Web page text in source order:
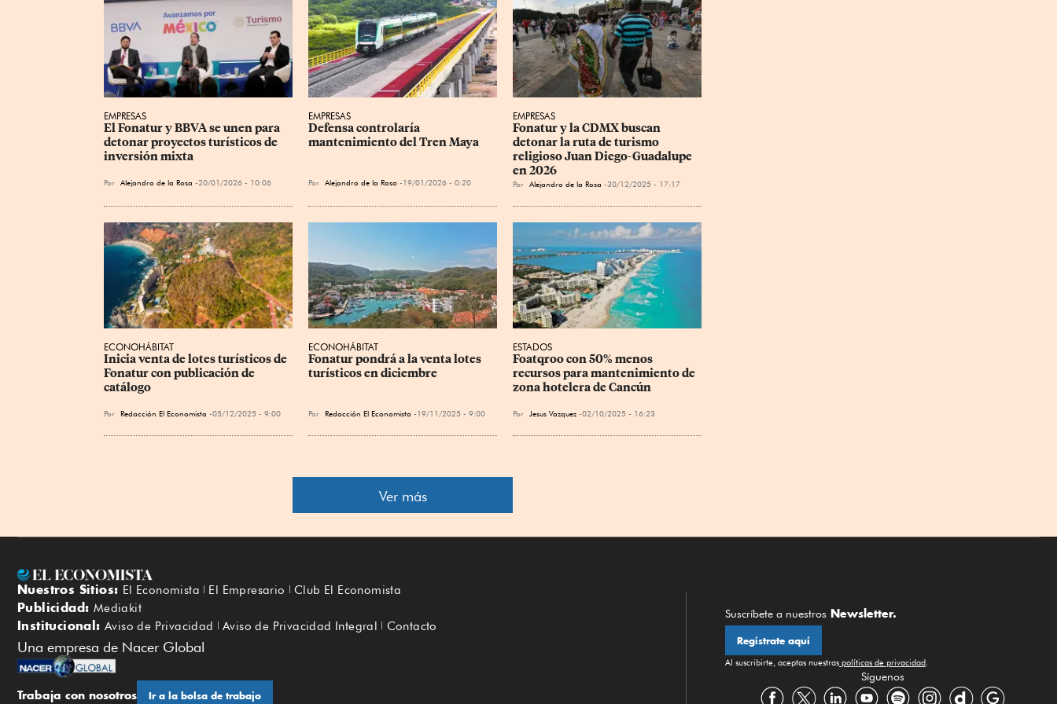
EMPRESAS
El Fonatur y BBVA se unen para
detonar proyectos turísticos de
inversión mixta
Por Alejandro de la Rosa 20/01/2026 - 10:06
EMPRESAS
Defensa controlaría
mantenimiento del Tren Maya
Por Alejandro de la Rosa 19/01/2026 - 0:20
EMPRESAS
Fonatur y la CDMX buscan
detonar la ruta de turismo
religioso Juan Diego-Guadalupe
en 2026
Por Alejandro de la Rosa 30/12/2025 - 17:17
ECONOHÁBITAT
Inicia venta de lotes turísticos de
Fonatur con publicación de
catálogo
Por Redacción El Economista 05/12/2025 - 9:00
ECONOHÁBITAT
Fonatur pondrá a la venta lotes
turísticos en diciembre
Por Redacción El Economista 19/11/2025 - 9:00
ESTADOS
Foatqroo con 50% menos
recursos para mantenimiento de
zona hotelera de Cancún
Por Jesus Vazquez 02/10/2025 - 16:23
Ver más
Nuestros Sitios: El Economista El Empresario Club El Economista
Publicidad: Mediakit
Institucional: Aviso de Privacidad Aviso de Privacidad Integral Contacto
Una empresa de Nacer Global
Trabaja con nosotros Ir a la bolsa de trabajo
Suscríbete a nuestros Newsletter.
Regístrate aquí
Al suscribirte, aceptas nuestras políticas de privacidad
Síguenos